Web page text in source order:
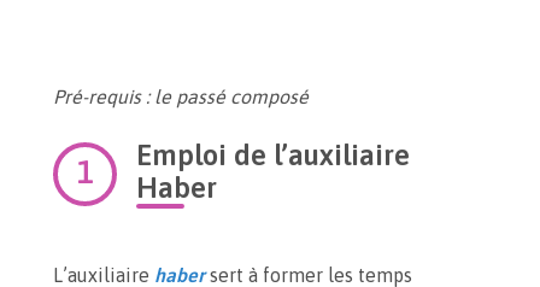
Pré-requis : le passé composé
Emploi de l’auxiliaire
Haber
L’auxiliaire habersert à former les temps